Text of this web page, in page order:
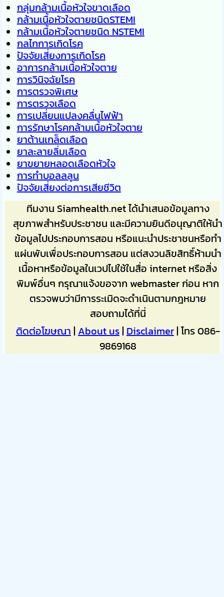
กลุ่มกล้ามเนื้อหัวใจขาดเลือด
กล้ามเนื้อหัวใจตายชนิดSTEMI
กล้ามเนื้อหัวใจตายชนิด NSTEMI
กลไกการเกิดโรค
ปัจจัยเสี่ยงการเกิดโรค
อาการกล้ามเนื้อหัวใจตาย
การวินิจฉัยโรค
การตรวจพิเศษ
การตรวจเลือด
การเปลี่ยนแปลงคลื่นไฟฟ้า
การรักษาโรคกล้ามเนื้อหัวใจตาย
ยาต้านเกล็ดเลือด
ยาละลายลิ่มเลือด
ยาขยายหลอดเลือดหัวใจ
การทำบอลลลูน
ปัจจัยเสี่ยงต่อการเสียชีวิต
ทีมงาน Siamhealth.net ได้นำเสนอข้อมูลทาง
สุขภาพสำหรับประชาชน และมีความยินดีอนุญาติให้นำ
ข้อมูลไปประกอบการสอน หรือแนะนำประชาชนหรือทำ
แผ่นพับเพื่อประกอบการสอน แต่สงวนลิขสิทธิ์ห้ามนำ
เนื้อหาหรือข้อมูลในเวปไปใช้ในสื่อ internet หรือสิ่ง
พิมพ์อื่นๆ กรุณาแจ้งขอจาก webmaster ก่อน หาก
ตรวจพบว่ามีการระเมิดจะดำเนินตามกฎหมาย
สอบถามได้ที่นี่
ติดต่อโฆษณา | About us| Disclaimer| โทร 086-
9869168